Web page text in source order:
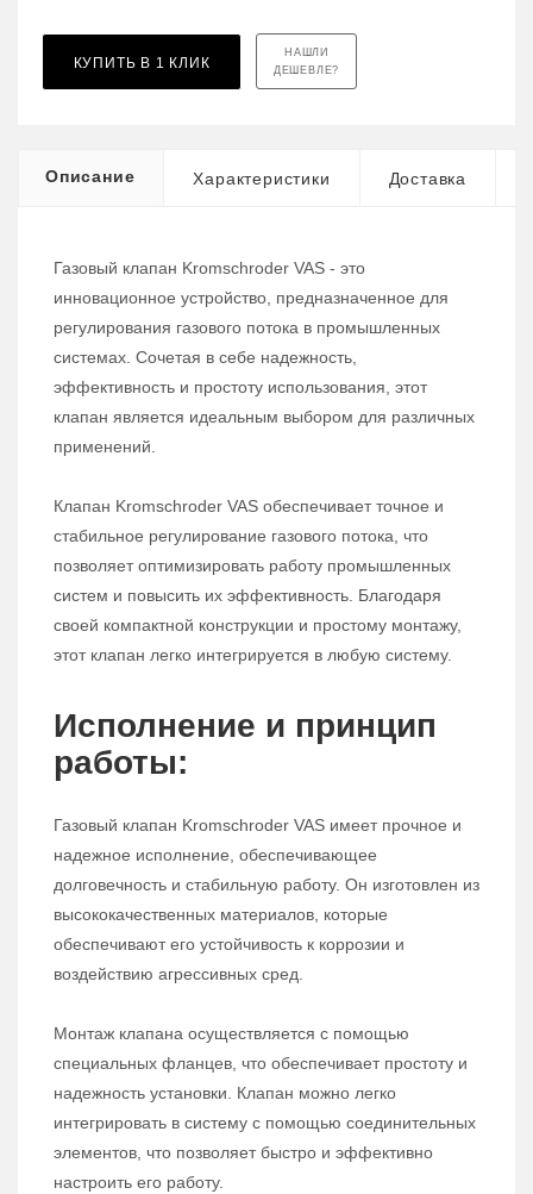
КУПИТЬ В 1 КЛИК
НАШЛИ
ДЕШЕВЛЕ?
Описание Характеристики Доставка
Газовый клапан Kromschroder VAS - это
инновационное устройство, предназначенное для
регулирования газового потока в промышленных
системах. Сочетая в себе надежность,
эффективность и простоту использования, этот
клапан является идеальным выбором для различных
применений.
Клапан Kromschroder VAS обеспечивает точное и
стабильное регулирование газового потока, что
позволяет оптимизировать работу промышленных
систем и повысить их эффективность. Благодаря
своей компактной конструкции и простому монтажу,
этот клапан легко интегрируется в любую систему.
Исполнение и принцип
работы:
Газовый клапан Kromschroder VAS имеет прочное и
надежное исполнение, обеспечивающее
долговечность и стабильную работу. Он изготовлен из
высококачественных материалов, которые
обеспечивают его устойчивость к коррозии и
воздействию агрессивных сред.
Монтаж клапана осуществляется с помощью
специальных фланцев, что обеспечивает простоту и
надежность установки. Клапан можно легко
интегрировать в систему с помощью соединительных
элементов, что позволяет быстро и эффективно
настроить его работу.